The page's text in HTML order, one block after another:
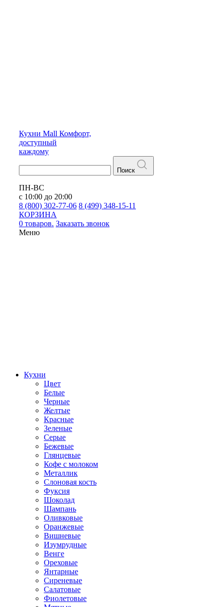
Кухни Mall Комфорт,
доступный
каждому
Поиск
ПН-ВС
с 10:00 до 20:00
8 (800) 302-77-06 8 (499) 348-15-11
КОРЗИНА
0 товаров. Заказать звонок
Меню
Кухни
Цвет
Белые
Черные
Желтые
Красные
Зеленые
Серые
Бежевые
Глянцевые
Кофе с молоком
Металлик
Слоновая кость
Фуксия
Шоколад
Шампань
Оливковые
Оранжевые
Вишневые
Изумрудные
Венге
Ореховые
Янтарные
Сиреневые
Салатовые
Фиолетовые